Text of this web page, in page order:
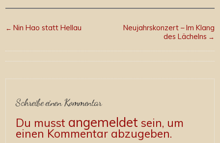
← Nin Hao statt Hellau
Neujahrskonzert – Im Klang
des Lächelns →
Schreibe einen Kommentar
Du musst angemeldet sein, um
einen Kommentar abzugeben.